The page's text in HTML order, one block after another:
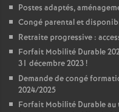
Postes adaptés,
Congé parental et
Retraite progressive :
Forfait Mobilité Durable
31 décembre 2023!
Demande de congé
2024/2025
Forfait Mobilité Durable au